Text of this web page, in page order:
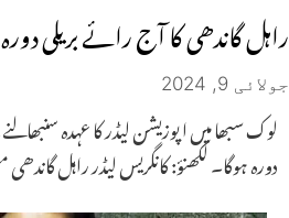
راہل گاندھی کا آج رائے بریلی
جولائی 9, 2024
لوک سبھا میں اپوزیشن لیڈر کا عہدہ سنبھالنے
دورہ ہوگا۔ لکھنؤ: کانگریس لیڈر راہل